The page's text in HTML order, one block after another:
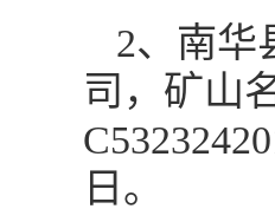
2、南华
司，矿山
日。